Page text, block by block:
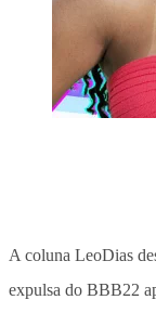
A coluna LeoDias
expulsa do BBB22